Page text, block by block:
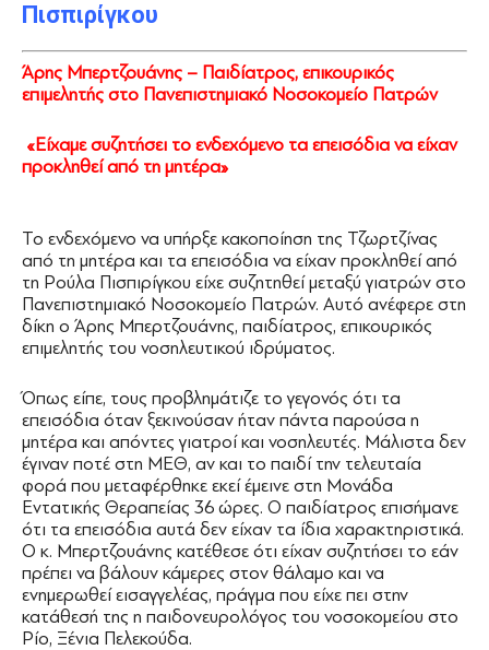
Πισπιρίγκου
Άρης Μπερτζουάνης – Παιδίατρος, επικουρικός
επιμελητής στο Πανεπιστημιακό Νοσοκομείο Πατρών
«Είχαμε συζητήσει το ενδεχόμενο τα επεισόδια να είχαν
προκληθεί από τη μητέρα»
Το ενδεχόμενο να υπήρξε κακοποίηση της Τζωρτζίνας
από τη μητέρα και τα επεισόδια να είχαν προκληθεί από
τη Ρούλα Πισπιρίγκου είχε συζητηθεί μεταξύ γιατρών στο
Πανεπιστημιακό Νοσοκομείο Πατρών. Αυτό ανέφερε στη
δίκη ο Άρης Μπερτζουάνης, παιδίατρος, επικουρικός
επιμελητής του νοσηλευτικού ιδρύματος.
Όπως είπε, τους προβλημάτιζε το γεγονός ότι τα
επεισόδια όταν ξεκινούσαν ήταν πάντα παρούσα η
μητέρα και απόντες γιατροί και νοσηλευτές. Μάλιστα δεν
έγιναν ποτέ στη ΜΕΘ, αν και το παιδί την τελευταία
φορά που μεταφέρθηκε εκεί έμεινε στη Μονάδα
Εντατικής Θεραπείας 36 ώρες. Ο παιδίατρος επισήμανε
ότι τα επεισόδια αυτά δεν είχαν τα ίδια χαρακτηριστικά.
Ο κ. Μπερτζουάνης κατέθεσε ότι είχαν συζητήσει το εάν
πρέπει να βάλουν κάμερες στον θάλαμο και να
ενημερωθεί εισαγγελέας, πράγμα που είχε πει στην
κατάθεσή της η παιδονευρολόγος του νοσοκομείου στο
Ρίο, Ξένια Πελεκούδα.